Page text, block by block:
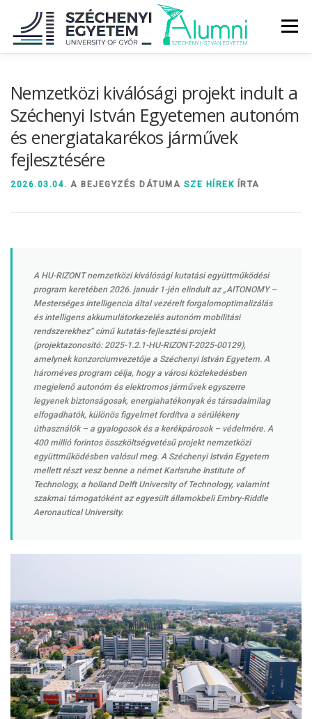
tartalomhoz
Menü
DIPLOMAÁTADÓ DIPLOMÁN TÚL
SZOLGÁLTATÁSOK ÉVFOLYAMOK
Nemzetközi kiválósági projekt indult a
Széchenyi István Egyetemen autonóm
és energiatakarékos járművek
fejlesztésére
2026.03.04. A BEJEGYZÉS DÁTUMA SZE HÍREK ÍRTA
A HU-RIZONT nemzetközi kiválósági kutatási együttműködési
program keretében 2026. január 1-jén elindult az „AITONOMY –
Mesterséges intelligencia által vezérelt forgalomoptimalizálás
és intelligens akkumulátorkezelés autonóm mobilitási
rendszerekhez” című kutatás-fejlesztési projekt
(projektazonosító: 2025-1.2.1-HU-RIZONT-2025-00129),
amelynek konzorciumvezetője a Széchenyi István Egyetem. A
hároméves program célja, hogy a városi közlekedésben
megjelenő autonóm és elektromos járművek egyszerre
legyenek biztonságosak, energiahatékonyak és társadalmilag
elfogadhatók, különös figyelmet fordítva a sérülékeny
úthasználók – a gyalogosok és a kerékpárosok – védelmére. A
400 millió forintos összköltségvetésű projekt nemzetközi
együttműködésben valósul meg. A Széchenyi István Egyetem
mellett részt vesz benne a német Karlsruhe Institute of
Technology, a holland Delft University of Technology, valamint
szakmai támogatóként az egyesült államokbeli Embry-Riddle
Aeronautical University.